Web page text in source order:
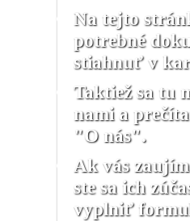
Na tejto
potrebné
stiahnuť v
Taktiež sa tu
nami a
"O nás".
Ak vás
ste sa ich
vyplniť